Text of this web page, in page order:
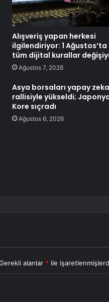
Alışveriş yapan herkesi
ilgilendiriyor: 1 Ağustos’ta
tüm dijital kurallar
Ağustos 7, 2026
Asya borsaları yapay zeka
rallisiyle yükseldi;
Kore sıçradı
Ağustos 6, 2026
alanlar * ile